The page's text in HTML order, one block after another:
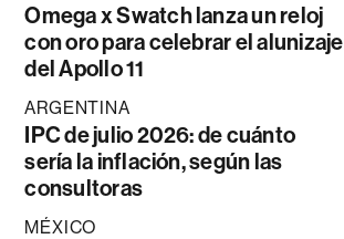
Omega x Swatch lanza un reloj
con oro para celebrar el alunizaje
del Apollo 11
ARGENTINA
IPC de julio 2026: de cuánto
sería la inflación, según las
consultoras
MÉXICO